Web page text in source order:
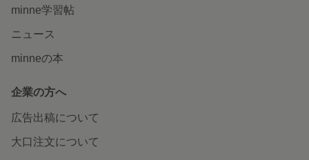
minne学習帖
ニュース
minneの本
企業の方へ
広告出稿について
大口注文について